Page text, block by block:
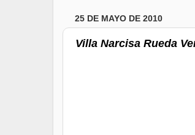
25 DE MAYO DE 2010
Villa Narcisa Rueda